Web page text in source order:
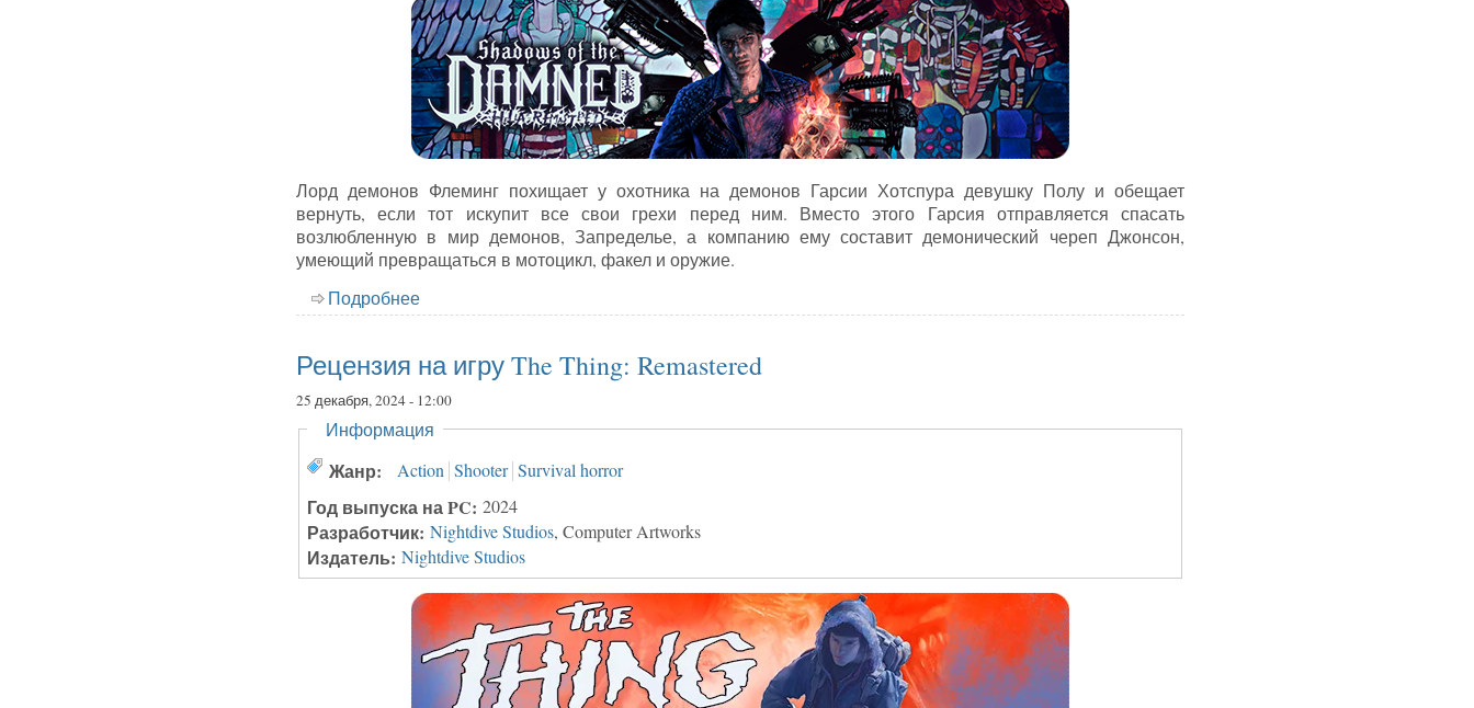
Лорд демонов Флеминг похищает у охотника на демонов Гарсии Хотспура девушку Полу и обещает
вернуть, если тот искупит все свои грехи перед ним. Вместо этого Гарсия отправляется спасать
возлюбленную в мир демонов, Запределье, а компанию ему составит демонический череп Джонсон,
умеющий превращаться в мотоцикл, факел и оружие.
Подробнее
Рецензия на игру The Thing: Remastered
25 декабря, 2024 - 12:00
Скрыть
Информация
Жанр: Action Shooter Survival horror
Год выпуска на PC: 2024
Разработчик: Nightdive Studios, Computer Artworks
Издатель: Nightdive Studios